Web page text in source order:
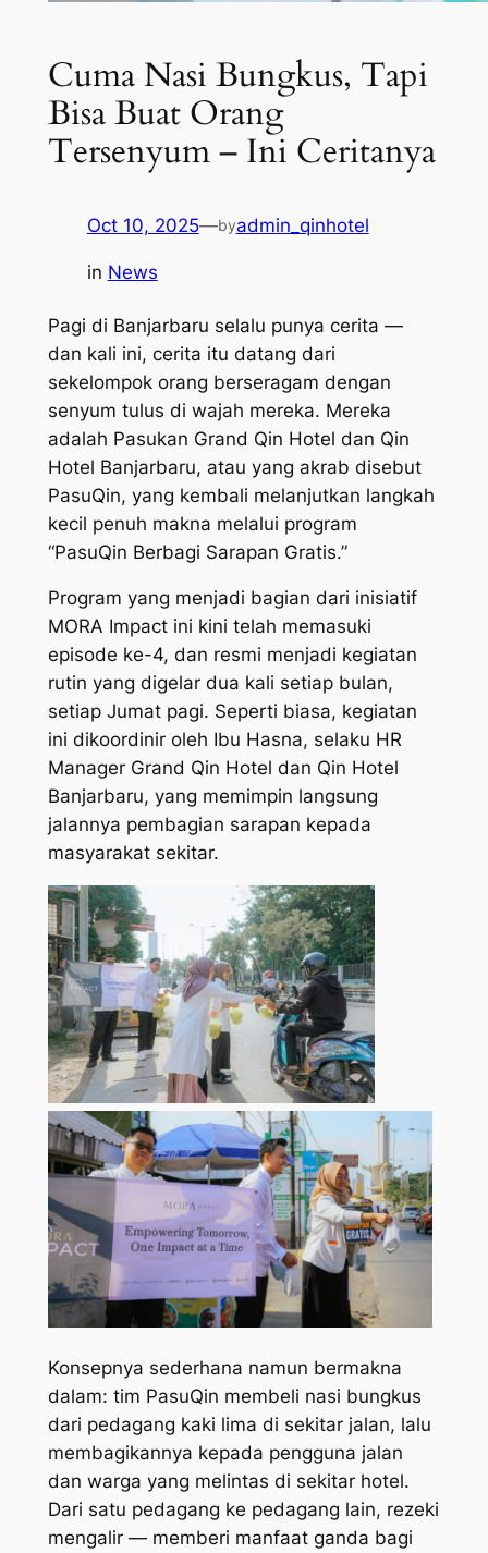
Cuma Nasi Bungkus, Tapi
Bisa Buat Orang
Tersenyum – Ini Ceritanya
Oct 10, 2025—byadmin_qinhotel
in News
Pagi di Banjarbaru selalu punya cerita —
dan kali ini, cerita itu datang dari
sekelompok orang berseragam dengan
senyum tulus di wajah mereka. Mereka
adalah Pasukan Grand Qin Hotel dan Qin
Hotel Banjarbaru, atau yang akrab disebut
PasuQin, yang kembali melanjutkan langkah
kecil penuh makna melalui program
“PasuQin Berbagi Sarapan Gratis.”
Program yang menjadi bagian dari inisiatif
MORA Impact ini kini telah memasuki
episode ke-4, dan resmi menjadi kegiatan
rutin yang digelar dua kali setiap bulan,
setiap Jumat pagi. Seperti biasa, kegiatan
ini dikoordinir oleh Ibu Hasna, selaku HR
Manager Grand Qin Hotel dan Qin Hotel
Banjarbaru, yang memimpin langsung
jalannya pembagian sarapan kepada
masyarakat sekitar.
Konsepnya sederhana namun bermakna
dalam: tim PasuQin membeli nasi bungkus
dari pedagang kaki lima di sekitar jalan, lalu
membagikannya kepada pengguna jalan
dan warga yang melintas di sekitar hotel.
Dari satu pedagang ke pedagang lain, rezeki
mengalir — memberi manfaat ganda bagi